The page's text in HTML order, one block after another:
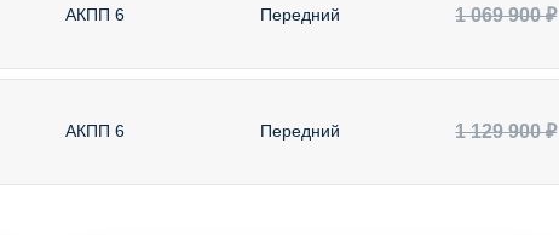
АКПП 6 Передний 1 069 900 ₽
АКПП 6 Передний 1 129 900 ₽